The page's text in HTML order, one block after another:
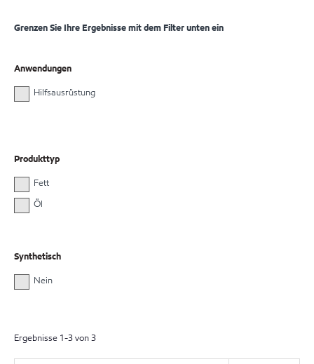
Grenzen Sie Ihre Ergebnisse mit dem Filter unten ein
Anwendungen
Hilfsausrüstung
Produkttyp
Fett
Öl
Synthetisch
Nein
Ergebnisse 1-3von3